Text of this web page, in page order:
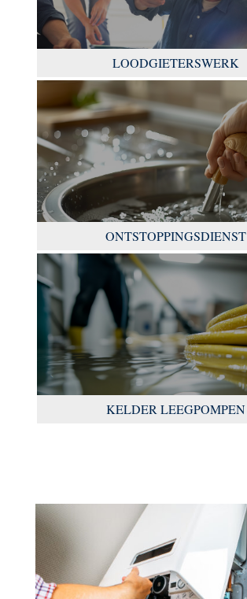
LOODGIETERSWERK
ONTSTOPPINGSDIENST
KELDER LEEGPOMPEN